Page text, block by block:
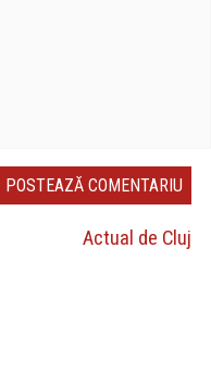
Actual de Cluj